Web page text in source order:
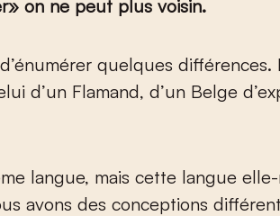
on ne peut plus voisin.
d’un Flamand, d’un Belge
langue, mais cette langue
avons des conceptions